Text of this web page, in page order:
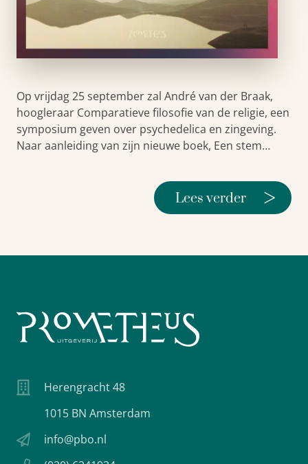
Op vrijdag 25 september zal André van der Braak,
hoogleraar Comparatieve filosofie van de religie, een
symposium geven over psychedelica en zingeving.
Naar aanleiding van zijn nieuwe boek, Een stem…
Lees verder >
Herengracht 48
1015 BN Amsterdam
info@pbo.nl